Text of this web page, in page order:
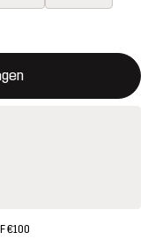
van een
€100